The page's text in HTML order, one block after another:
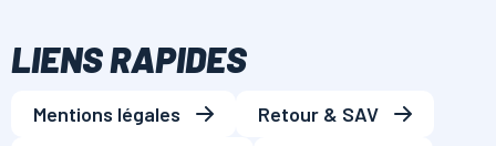
LIENS RAPIDES
Mentions légales
Retour & SAV